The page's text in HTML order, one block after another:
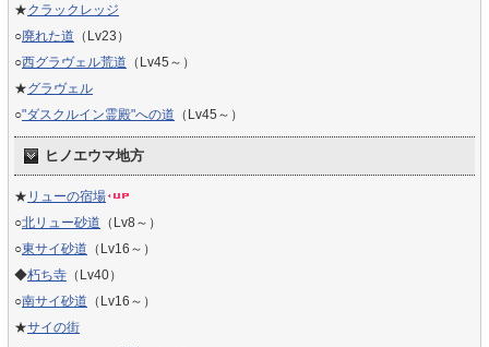
★クラックレッジ
○廃れた道 （Lv23）
○西グラヴェル荒道 （Lv45～）
★グラヴェル
○"ダスクルイン霊殿"への道 （Lv45～）
ヒノエウマ地方
★ リューの宿場
○北リュー砂道 （Lv8～）
○東サイ砂道 （Lv16～）
◆朽ち寺 （Lv40）
○南サイ砂道 （Lv16～）
★サイの街